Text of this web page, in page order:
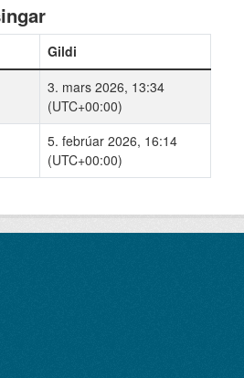
Gildi
3. mars 2026, 13:34
(UTC+00:00)
5. febrúar 2026, 16:14
(UTC+00:00)